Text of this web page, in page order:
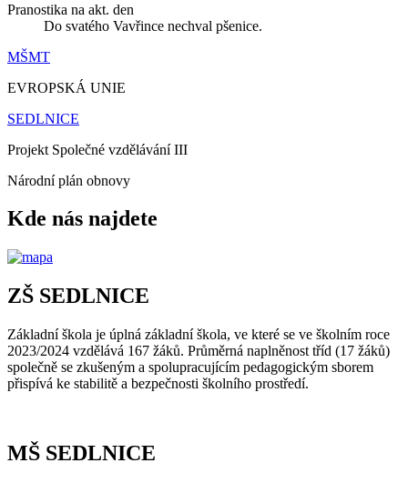
Pranostika na akt. den
Do svatého Vavřince nechval pšenice.
MŠMT
EVROPSKÁ UNIE
SEDLNICE
Projekt Společné vzdělávání III
Národní plán obnovy
Kde nás najdete
ZŠ SEDLNICE
Základní škola je úplná základní škola, ve které se ve školním roce
2023/2024 vzdělává 167 žáků. Průměrná naplněnost tříd (17 žáků)
společně se zkušeným a spolupracujícím pedagogickým sborem
přispívá ke stabilitě a bezpečnosti školního prostředí.
MŠ SEDLNICE